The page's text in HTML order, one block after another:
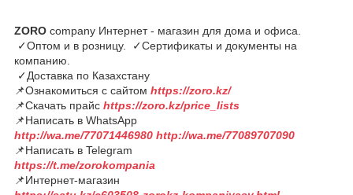
ZORO company Интернет - магазин для дома и офиса.
✓Оптом и в розницу. ✓Сертификаты и документы на
компанию.
✓Доставка по Казахстану
📌Ознакомиться с сайтом https://zoro.kz/
📌Скачать прайс https://zoro.kz/price_lists
📌Написать в WhatsApp
http://wa.me/77071446980 http://wa.me/77089707090
📌Написать в Telegram
https://t.me/zorokompania
📌Интернет-магазин